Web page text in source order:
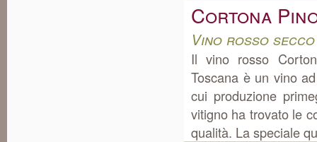
Cortona
Vino rosso
Il vino rosso
Toscana è un vino
cui produzione
vitigno ha trovato le
qualità. La speciale